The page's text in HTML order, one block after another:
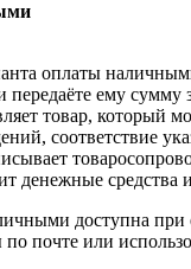
оплаты
передаёте ему сумму
товар, который
соответствие
денежные средства
доступна при
почте или